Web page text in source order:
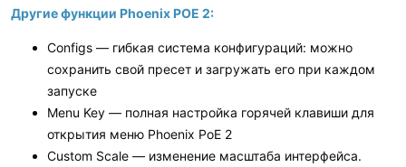
Другие функции Phoenix POE 2:
Configs — гибкая система конфигураций: можно
сохранить свой пресет и загружать его при каждом
запуске
Menu Key — полная настройка горячей клавиши для
открытия меню Phoenix PoE 2
Custom Scale — изменение масштаба интерфейса.